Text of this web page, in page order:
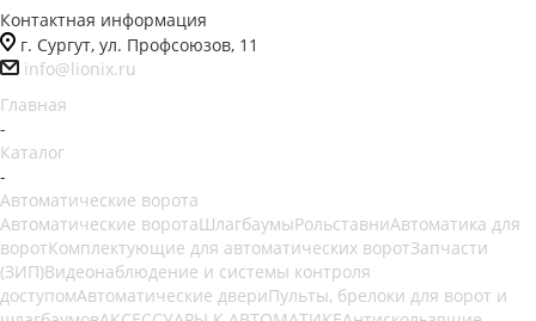
Контактная информация
г. Сургут, ул. Профсоюзов, 11
info@lionix.ru
Главная
-
Каталог
-
Автоматические ворота
Автоматические воротаШлагбаумыРольставниАвтоматика для
воротКомплектующие для автоматических воротЗапчасти
(ЗИП)Видеонаблюдение и системы контроля
доступомАвтоматические двериПульты, брелоки для ворот и